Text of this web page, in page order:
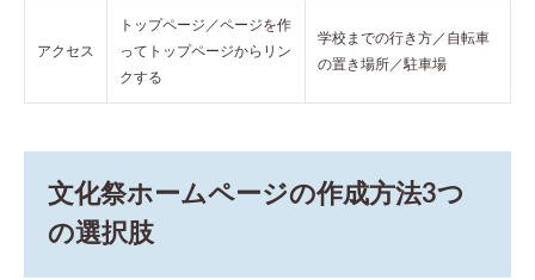
8
化祭
ホー
ムペ
ージ
アクセス
トップページ／ページを作
ってトップページからリン
クする
学校までの行き方／自転車
の置き場所／駐車場
文化祭ホームページの作成方法3つ
の選択肢